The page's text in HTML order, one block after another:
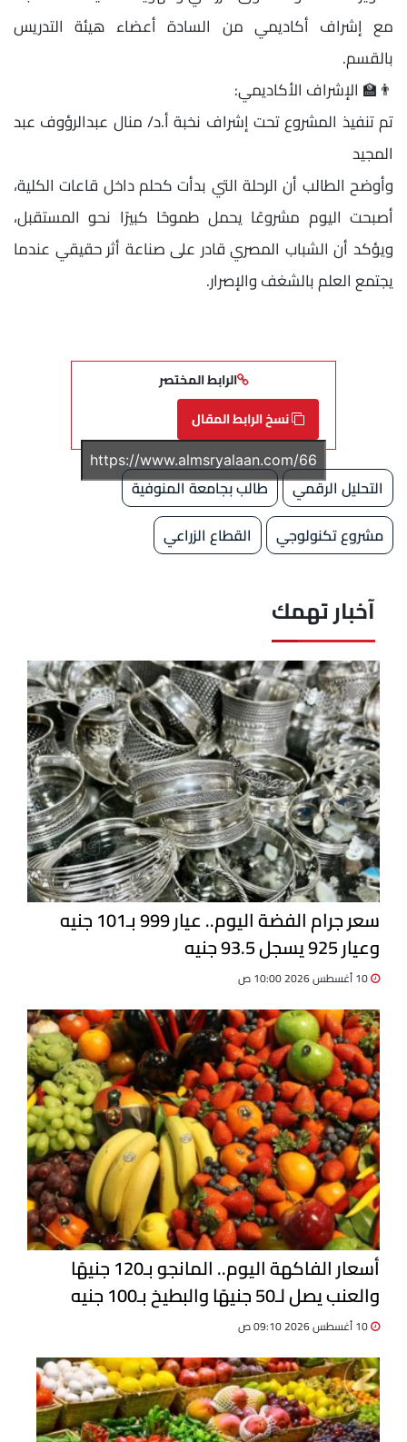
مع إشراف أكاديمي من السادة أعضاء هيئة التدريس
بالقسم.
👨‍🏫 الإشراف الأكاديمي:
تم تنفيذ المشروع تحت إشراف نخبة أ.د/ منال عبدالرؤوف عبد
المجيد
وأوضح الطالب أن الرحلة التي بدأت كحلم داخل قاعات الكلية،
أصبحت اليوم مشروعًا يحمل طموحًا كبيرًا نحو المستقبل،
ويؤكد أن الشباب المصري قادر على صناعة أثر حقيقي عندما
يجتمع العلم بالشغف والإصرار.
الرابط المختصر
نسخ الرابط المقال
التحليل الرقمي
طالب بجامعة المنوفية
مشروع تكنولوجي
القطاع الزراعي
آخبار تهمك
سعر جرام الفضة اليوم.. عيار 999 بـ101 جنيه
وعيار 925 يسجل 93.5 جنيه
أسعار الفاكهة اليوم.. المانجو بـ120 جنيهًا
والعنب يصل لـ50 جنيهًا والبطيخ بـ100 جنيه